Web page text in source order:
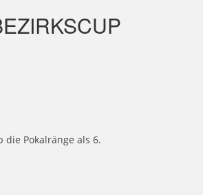
Pokalränge als 6.